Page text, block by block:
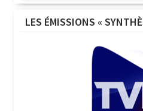
LES ÉMISSIONS «